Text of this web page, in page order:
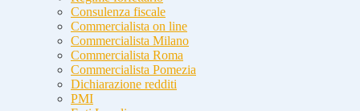
Consulenza fiscale
Commercialista on line
Commercialista Milano
Commercialista Roma
Commercialista Pomezia
Dichiarazione redditi
PMI